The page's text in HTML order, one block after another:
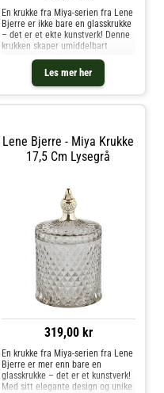
Les mer her
En krukke fra Miya-serien fra Lene
Bjerre er ikke bare en glasskrukke
– det er et ekte kunstverk! Denne
krukken skaper umiddelbart
oppmerksomhet i hjemmet med
sitt elegante design og unike
glassmønstre. Den er ikke bare et
dekorativt element, men ogs
Lene Bjerre - Miya Krukke
17,5 Cm Lysegrå
319,00 kr
En krukke fra Miya-serien fra Lene
Bjerre er mer enn bare en
glasskrukke – det er et kunstverk!
Med sitt elegante design og unike